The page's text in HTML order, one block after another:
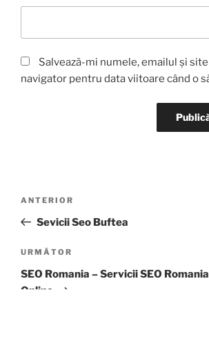
Salvează-mi numele, emailul și
navigator pentru data viitoare când o
ANTERIOR
Sevicii Seo Buftea
URMĂTOR
SEO Romania – Servicii SEO
Online